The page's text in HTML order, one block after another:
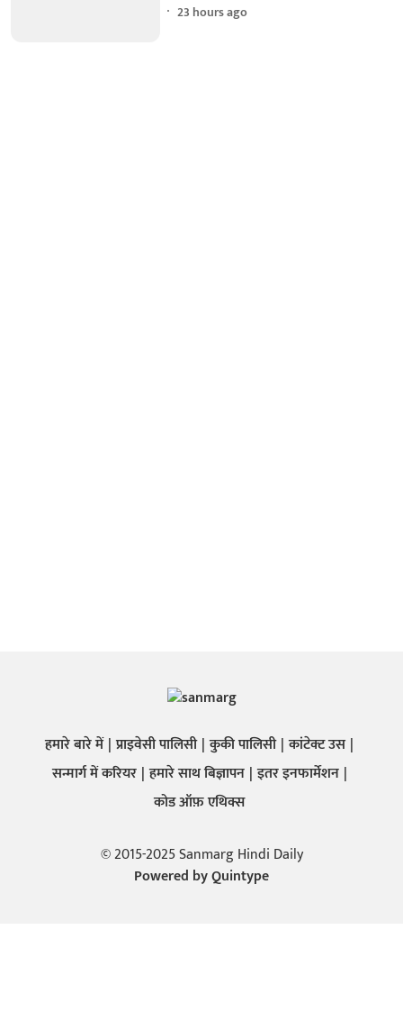
23 hours ago
हमारे बारे में प्राइवेसी पालिसी कुकी पालिसी कांटेक्ट उस
सन्मार्ग में करियर हमारे साथ बिज्ञापन इतर इनफार्मेशन
कोड ऑफ़ एथिक्स
© 2015-2025 Sanmarg Hindi Daily
Powered byQuintype